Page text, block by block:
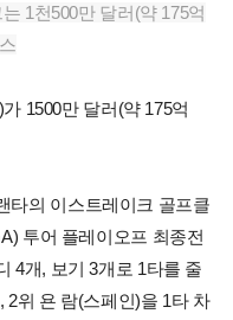
1천500만 달러(약 175억
가 1500만 달러(약 175억
타의 이스트레이크 골프클
투어 플레이오프 최종전
4개, 보기 3개로 1타를 줄
2위 욘 람(스페인)을 1타 차